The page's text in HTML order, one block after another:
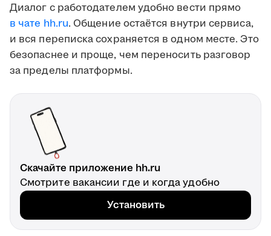
Диалог с работодателем удобно вести прямо
в чате hh.ru. Общение остаётся внутри сервиса,
и вся переписка сохраняется в одном месте. Это
безопаснее и проще, чем переносить разговор
за пределы платформы.
Скачайте приложение hh.ru
Смотрите вакансии где и когда удобно
Установить